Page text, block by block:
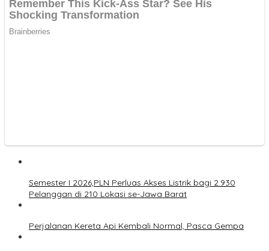
Semester I 2026,PLN Perluas Akses Listrik bagi 2.930
Pelanggan di 210 Lokasi se-Jawa Barat
Perjalanan Kereta Api Kembali Normal, Pasca Gempa